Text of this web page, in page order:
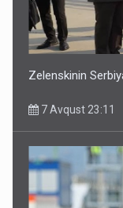
Zelenskinin
7 Avqust 23:11